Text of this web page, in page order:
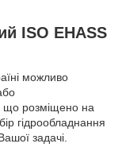
ISO EHASS
можливо
розміщено на
гідрообладнання
задачі.